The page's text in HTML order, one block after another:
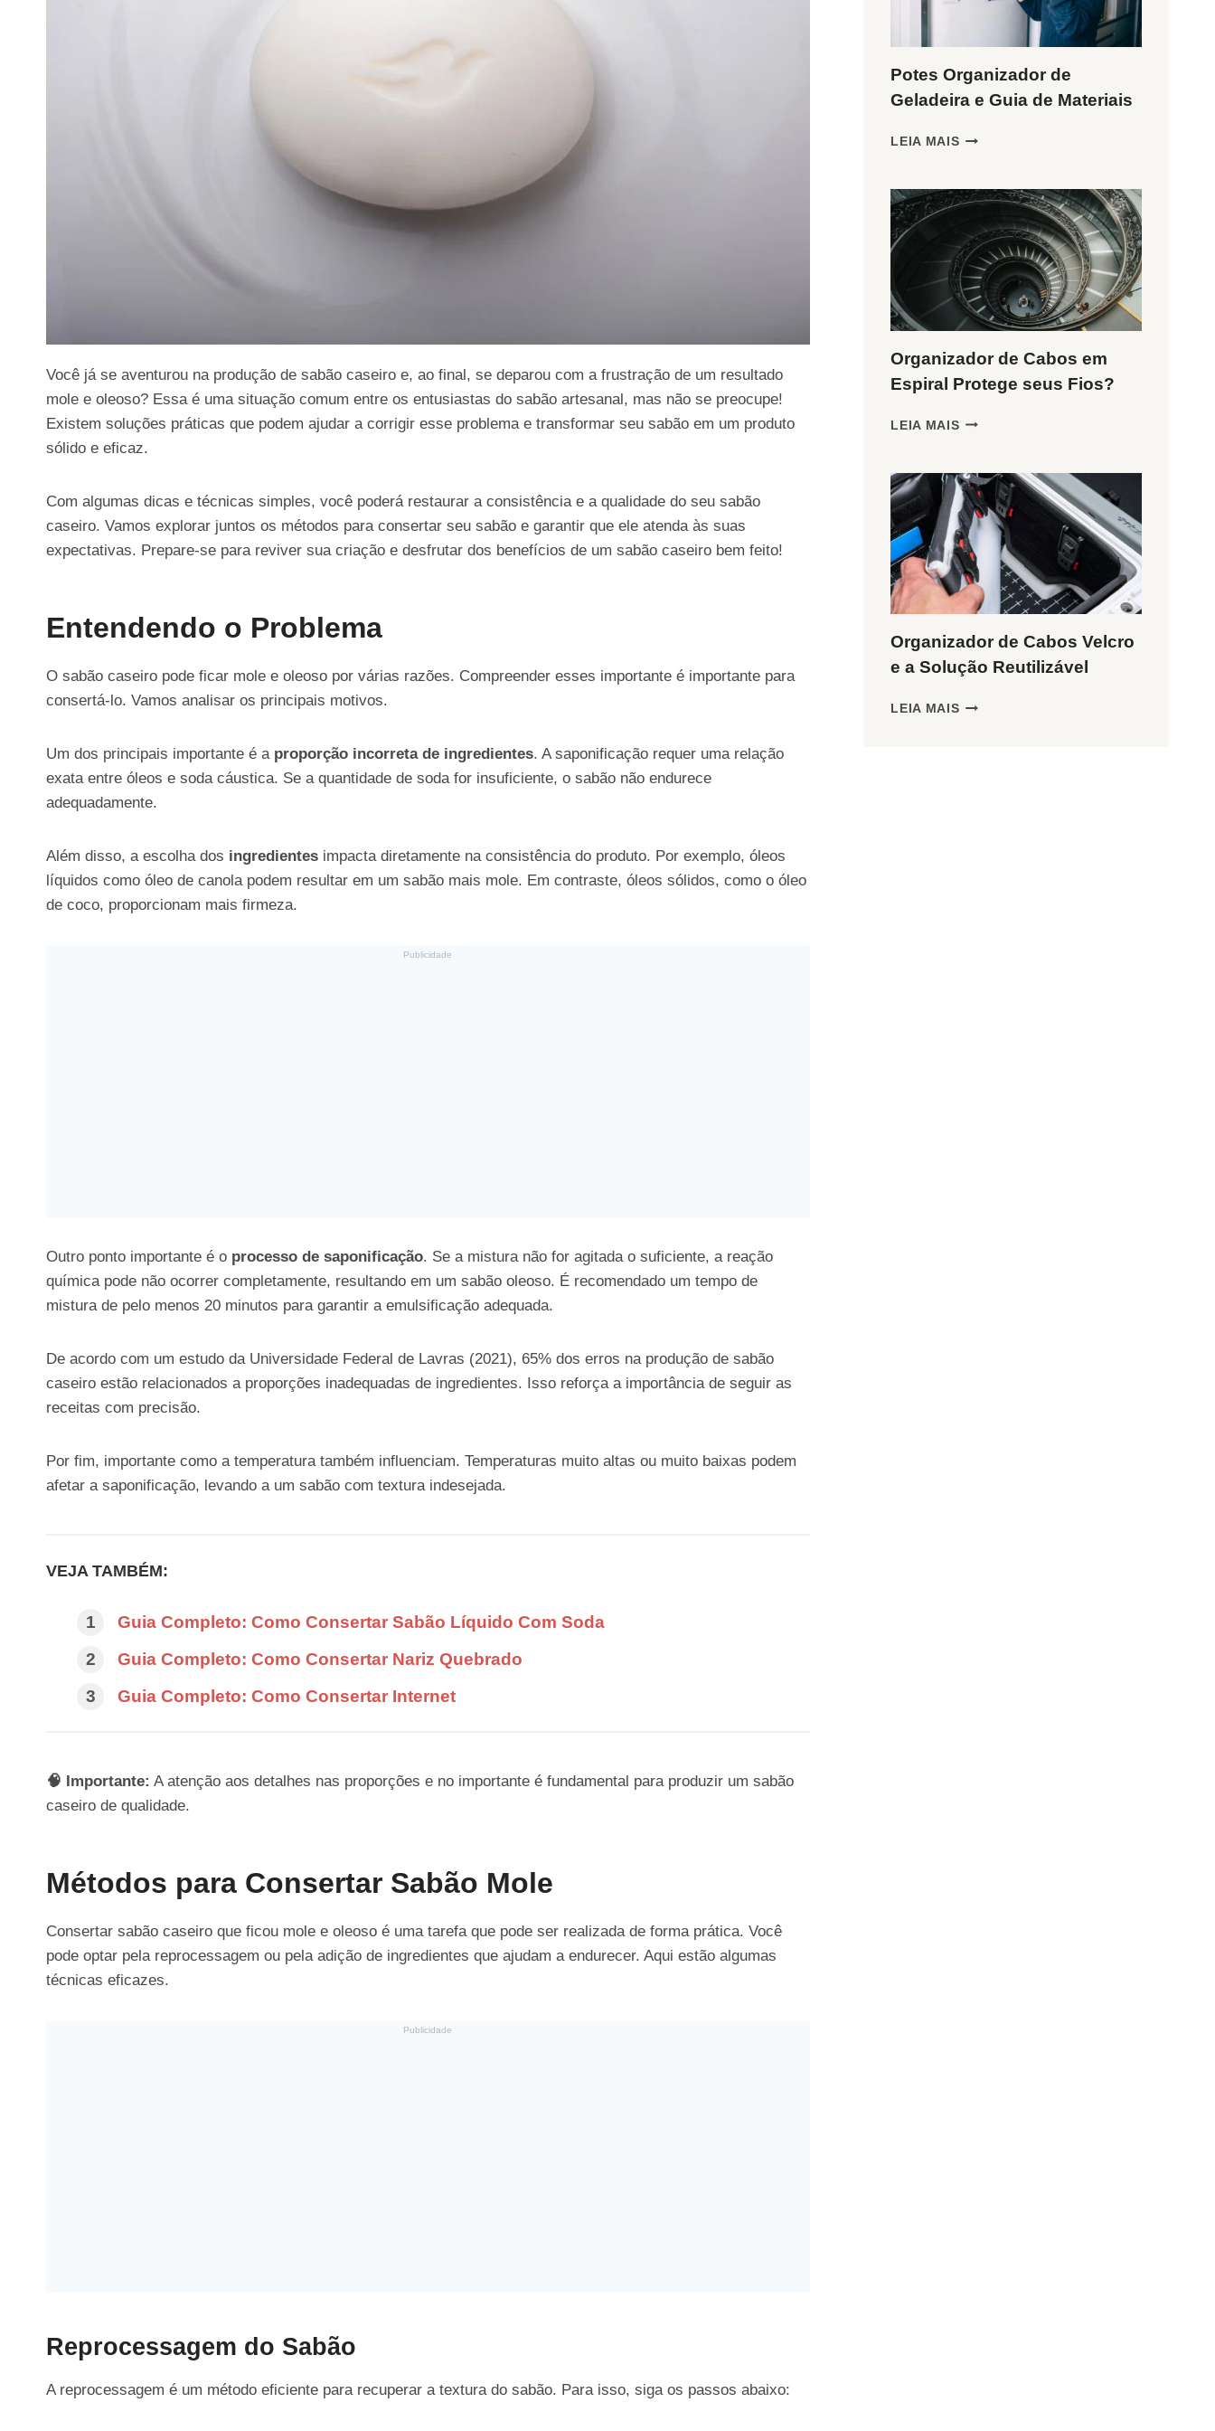
Você já se aventurou na produção de sabão caseiro e, ao final, se deparou com a frustração de um resultado
mole e oleoso? Essa é uma situação comum entre os entusiastas do sabão artesanal, mas não se preocupe!
Existem soluções práticas que podem ajudar a corrigir esse problema e transformar seu sabão em um produto
sólido e eficaz.
Com algumas dicas e técnicas simples, você poderá restaurar a consistência e a qualidade do seu sabão
caseiro. Vamos explorar juntos os métodos para consertar seu sabão e garantir que ele atenda às suas
expectativas. Prepare-se para reviver sua criação e desfrutar dos benefícios de um sabão caseiro bem feito!
Entendendo o Problema
O sabão caseiro pode ficar mole e oleoso por várias razões. Compreender esses importante é importante para
consertá-lo. Vamos analisar os principais motivos.
Um dos principais importante é a proporção incorreta de ingredientes. A saponificação requer uma relação
exata entre óleos e soda cáustica. Se a quantidade de soda for insuficiente, o sabão não endurece
adequadamente.
Além disso, a escolha dos ingredientes impacta diretamente na consistência do produto. Por exemplo, óleos
líquidos como óleo de canola podem resultar em um sabão mais mole. Em contraste, óleos sólidos, como o óleo
de coco, proporcionam mais firmeza.
Publicidade
Outro ponto importante é o processo de saponificação. Se a mistura não for agitada o suficiente, a reação
química pode não ocorrer completamente, resultando em um sabão oleoso. É recomendado um tempo de
mistura de pelo menos 20 minutos para garantir a emulsificação adequada.
De acordo com um estudo da Universidade Federal de Lavras (2021), 65% dos erros na produção de sabão
caseiro estão relacionados a proporções inadequadas de ingredientes. Isso reforça a importância de seguir as
receitas com precisão.
Por fim, importante como a temperatura também influenciam. Temperaturas muito altas ou muito baixas podem
afetar a saponificação, levando a um sabão com textura indesejada.
VEJA TAMBÉM:
Guia Completo: Como Consertar Sabão Líquido Com Soda
Guia Completo: Como Consertar Nariz Quebrado
Guia Completo: Como Consertar Internet
🧠 Importante: A atenção aos detalhes nas proporções e no importante é fundamental para produzir um sabão
caseiro de qualidade.
Métodos para Consertar Sabão Mole
Consertar sabão caseiro que ficou mole e oleoso é uma tarefa que pode ser realizada de forma prática. Você
pode optar pela reprocessagem ou pela adição de ingredientes que ajudam a endurecer. Aqui estão algumas
técnicas eficazes.
Publicidade
Reprocessagem do Sabão
A reprocessagem é um método eficiente para recuperar a textura do sabão. Para isso, siga os passos abaixo:
Potes Organizador de
Geladeira e Guia de Materiais
LEIA MAIS POTES
GELADEIRA
GUIA
DE
MATERIAIS
Organizador de Cabos em
Espiral Protege seus Fios?
LEIA MAIS ORGANIZADOR
EM
ESPIRAL
PROTEGE
SEUS
FIOS?
Organizador de Cabos Velcro
e a Solução Reutilizável
LEIA MAIS ORGANIZADOR